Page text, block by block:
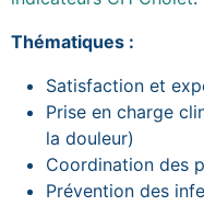
Thématiques :
Satisfaction et
Prise en charge
la douleur)
Coordination des
Prévention des